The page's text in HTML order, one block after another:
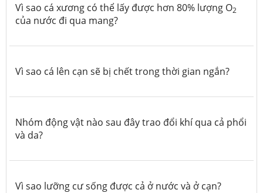
Vì sao cá xương có thể lấy được hơn 80% lượng O2
của nước đi qua mang?
Vì sao cá lên cạn sẽ bị chết trong thời gian ngắn?
Nhóm động vật nào sau đây trao đổi khí qua cả phổi
và da?
Vì sao lưỡng cư sống được cả ở nước và ở cạn?